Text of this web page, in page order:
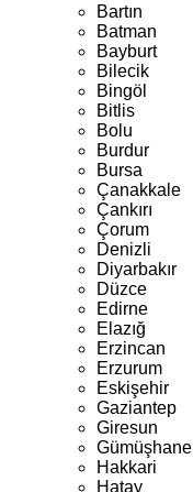
Bartın
Batman
Bayburt
Bilecik
Bingöl
Bitlis
Bolu
Burdur
Bursa
Çanakkale
Çankırı
Çorum
Denizli
Diyarbakır
Düzce
Edirne
Elazığ
Erzincan
Erzurum
Eskişehir
Gaziantep
Giresun
Gümüşhane
Hakkari
Hatay